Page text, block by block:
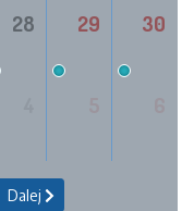
28 29 30
Dalej